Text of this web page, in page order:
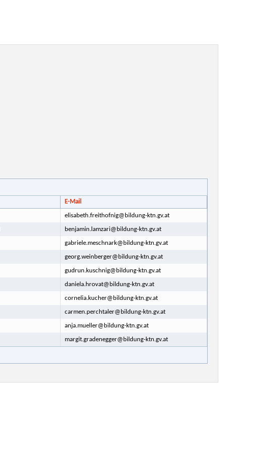
E-Mail
elisabeth.freithofnig@bildung-ktn.gv.at
benjamin.lamzari@bildung-ktn.gv.at
gabriele.meschnark@bildung-ktn.gv.at
georg.weinberger@bildung-ktn.gv.at
gudrun.kuschnig@bildung-ktn.gv.at
daniela.hrovat@bildung-ktn.gv.at
cornelia.kucher@bildung-ktn.gv.at
carmen.perchtaler@bildung-ktn.gv.at
anja.mueller@bildung-ktn.gv.at
margit.gradenegger@bildung-ktn.gv.at